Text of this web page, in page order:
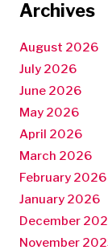
Archives
August 2026
July 2026
June 2026
May 2026
April 2026
March 2026
February 2026
January 2026
December
November